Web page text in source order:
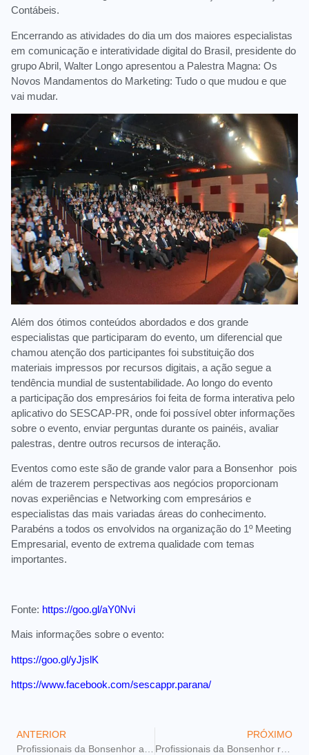
Contábeis.
Encerrando as atividades do dia um dos maiores especialistas
em comunicação e interatividade digital do Brasil, presidente do
grupo Abril, Walter Longo apresentou a Palestra Magna: Os
Novos Mandamentos do Marketing: Tudo o que mudou e que
vai mudar.
Além dos ótimos conteúdos abordados e dos grande
especialistas que participaram do evento, um diferencial que
chamou atenção dos participantes foi substituição dos
materiais impressos por recursos digitais, a ação segue a
tendência mundial de sustentabilidade. Ao longo do evento
a participação dos empresários foi feita de forma interativa pelo
aplicativo do SESCAP-PR, onde foi possível obter informações
sobre o evento, enviar perguntas durante os painéis, avaliar
palestras, dentre outros recursos de interação.
Eventos como este são de grande valor para a Bonsenhor pois
além de trazerem perspectivas aos negócios proporcionam
novas experiências e Networking com empresários e
especialistas das mais variadas áreas do conhecimento.
Parabéns a todos os envolvidos na organização do 1º Meeting
Empresarial, evento de extrema qualidade com temas
importantes.
Fonte: https://goo.gl/aY0Nvi
Mais informações sobre o evento:
https://goo.gl/yJjslK
https://www.facebook.com/sescappr.parana/
ANTERIOR
PRÓXIMO
Profissionais da Bonsenhor realizam cursos à distância!